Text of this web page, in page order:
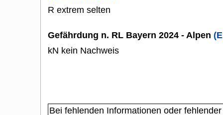
R extrem selten
Gefährdung n. RL Bayern 2024 - Alpen
kN kein Nachweis
Bei fehlenden Informationen oder